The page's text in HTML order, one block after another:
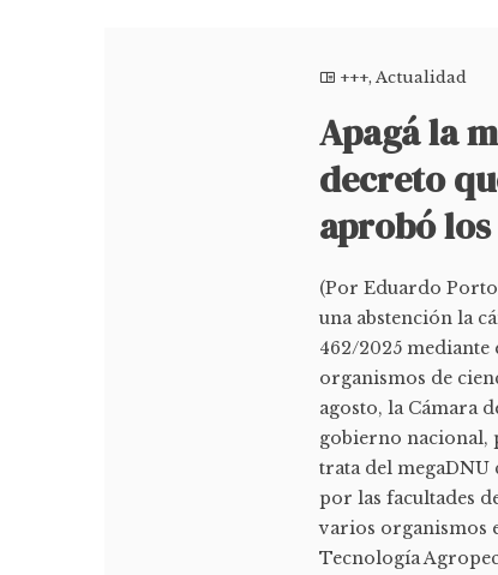
+++,Actualidad
Apagá la
decreto
aprobó
(Por Eduardo
una abstención la
462/2025 mediante
organismos de
agosto, la Cámara
gobierno nacional,
trata del
por las facultades
varios organismos
Tecnología